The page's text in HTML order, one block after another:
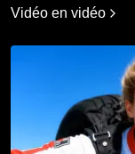
Vidéo en vidéo